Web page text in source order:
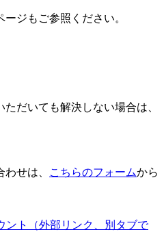
ージもご参照ください。
ただいても解決しない場合は、
せは、 こちらのフォームから
ント
（外部リンク、別タブで